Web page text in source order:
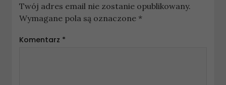
Twój adres email nie zostanie opublikowany.
Wymagane pola są oznaczone *
Komentarz *